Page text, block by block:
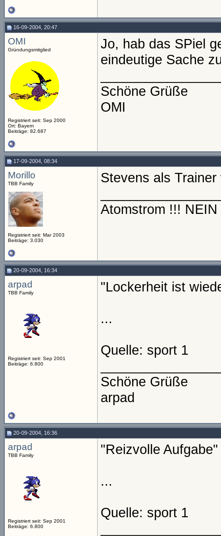
16-09-2004, 20:47
OMI
Gründungsmitglied
Registriert seit: Sep 2000
Ort: Bayern
Beiträge: 82.687
Jo, hab das SPiel
eindeutige Sache
Schöne Grüße
OMI
17-09-2004, 08:34
Morillo
TBB Family
Registriert seit: Mar 2003
Beiträge: 3.030
Stevens als
Atomstrom !!!
20-09-2004, 16:34
arpad
TBB Family
Registriert seit: Sep 2001
Beiträge: 6.800
"Lockerheit ist
...
Quelle: sport 1
Schöne Grüße
arpad
20-09-2004, 16:36
arpad
TBB Family
Registriert seit: Sep 2001
Beiträge: 6.800
"Reizvolle Aufgabe"
...
Quelle: sport 1